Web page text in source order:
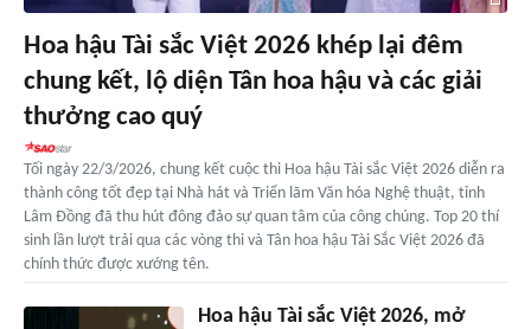
Hoa hậu Tài sắc Việt 2026 khép lại đêm
chung kết, lộ diện Tân hoa hậu và các giải
thưởng cao quý
Tối ngày 22/3/2026, chung kết cuộc thi Hoa hậu Tài sắc Việt 2026 diễn ra
thành công tốt đẹp tại Nhà hát và Triển lãm Văn hóa Nghệ thuật, tỉnh
Lâm Đồng đã thu hút đông đảo sự quan tâm của công chúng. Top 20 thí
sinh lần lượt trải qua các vòng thi và Tân hoa hậu Tài Sắc Việt 2026 đã
chính thức được xướng tên.
Hoa hậu Tài sắc Việt 2026, mở